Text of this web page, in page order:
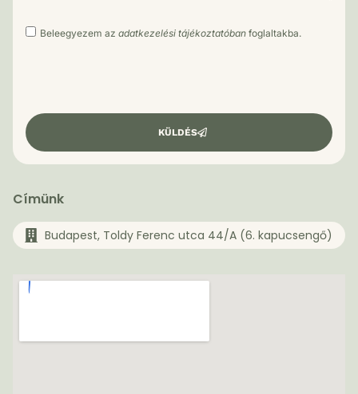
Beleegyezem az adatkezelési tájékoztatóban foglaltakba.
KÜLDÉS
Címünk
Budapest, Toldy Ferenc utca 44/A (6. kapucsengő)